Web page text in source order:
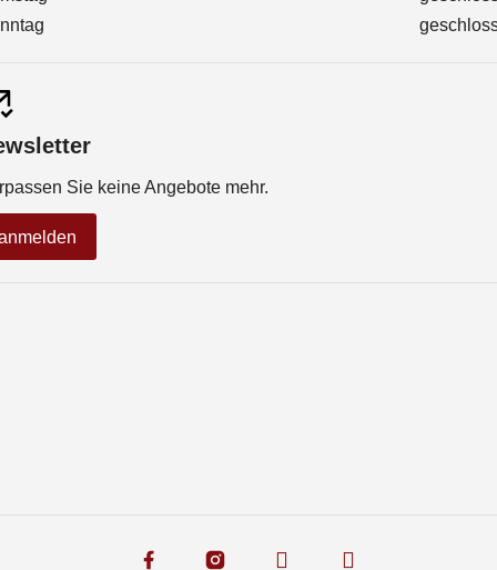
Sie keine Angebote mehr.